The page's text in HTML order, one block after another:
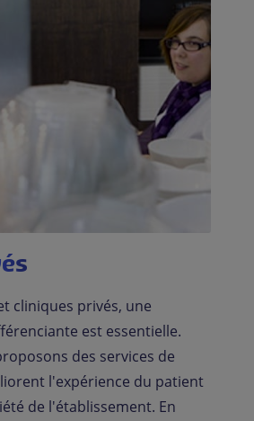
cliniques privés, une
est essentielle.
des services de
l'expérience du patient
de l'établissement. En